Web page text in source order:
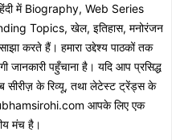
में Biography, Web Series
Topics, खेल, इतिहास, मनोरंजन
करते हैं। हमारा उद्देश्य पाठकों तक
पहुँचाना है। यदि आप प्रसिद्ध
सीरीज़ के रिव्यू, तथा लेटेस्ट ट्रेंड्स के
आपके लिए एक
मंच है।